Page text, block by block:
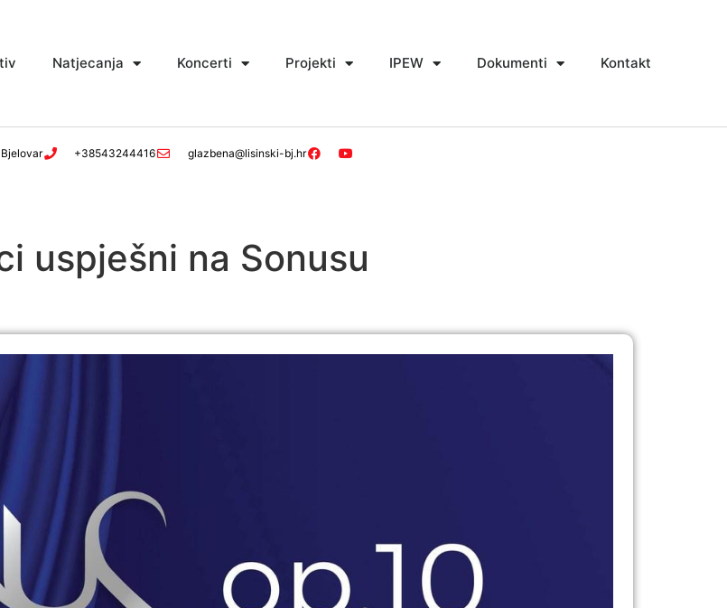
Natjecanja Koncerti Projekti IPEW Dokumenti Kontakt
+38543244416 glazbena@lisinski-bj.hr
uspješni na Sonusu